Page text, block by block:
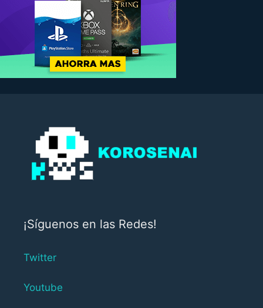
¡Síguenos en las Redes!
Twitter
Youtube